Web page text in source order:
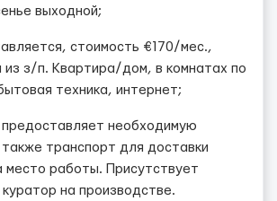
выходной;
стоимость €170/мес.,
из з/п. Квартира/дом, в комнатах по
техника, интернет;
необходимую
транспорт для доставки
место работы. Присутствует
на производстве.